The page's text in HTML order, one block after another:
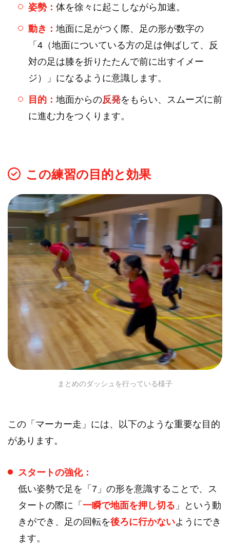
姿勢： 体を徐々に起こしながら加速。
動き： 地面に足がつく際、足の形が数字の
「4（地面についている方の足は伸ばして、反
対の足は膝を折りたたんで前に出すイメー
ジ）」になるように意識します。
目的： 地面からの反発をもらい、スムーズに前
に進む力をつくります。
この練習の目的と効果
まとめのダッシュを行っている様子
この「マーカー走」には、以下のような重要な目的
があります。
スタートの強化：
低い姿勢で足を「7」の形を意識することで、ス
タートの際に「 一瞬で地面を押し切る 」という動
きができ、足の回転を後ろに行かないようにでき
ます。